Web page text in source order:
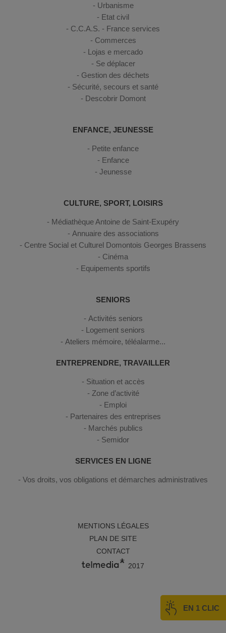
EN 1 CLIC
Urbanisme
Etat civil
C.C.A.S. - France services
Commerces
Lojas e mercado
Se déplacer
Gestion des déchets
Sécurité, secours et santé
Descobrir Domont
ENFANCE, JEUNESSE
Petite enfance
Enfance
Jeunesse
CULTURE, SPORT, LOISIRS
Médiathèque Antoine de Saint-Exupéry
Annuaire des associations
Centre Social et Culturel Domontois Georges Brassens
Cinéma
Equipements sportifs
SENIORS
Activités seniors
Logement seniors
Ateliers mémoire, téléalarme...
ENTREPRENDRE, TRAVAILLER
Situation et accès
Zone d’activité
Emploi
Partenaires des entreprises
Marchés publics
Semidor
SERVICES EN LIGNE
Vos droits, vos obligations et démarches administratives
MENTIONS LÉGALES
PLAN DE SITE
CONTACT
2017